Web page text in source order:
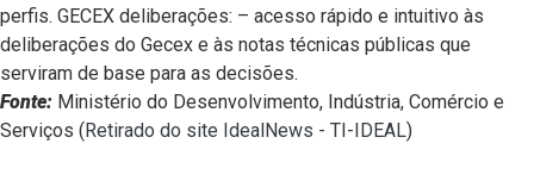
perfis. GECEX deliberações: – acesso rápido e intuitivo às
deliberações do Gecex e às notas técnicas públicas que
serviram de base para as decisões.
Fonte: Ministério do Desenvolvimento, Indústria, Comércio e
Serviços (Retirado do site IdealNews - TI-IDEAL)